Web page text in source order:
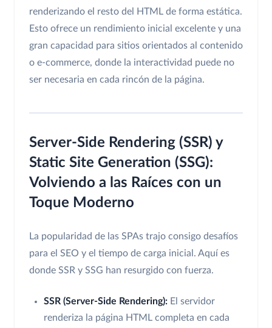
renderizando el resto del HTML de forma estática.
Esto ofrece un rendimiento inicial excelente y una
gran capacidad para sitios orientados al contenido
o e-commerce, donde la interactividad puede no
ser necesaria en cada rincón de la página.
Server-Side Rendering (SSR) y
Static Site Generation (SSG):
Volviendo a las Raíces con un
Toque Moderno
La popularidad de las SPAs trajo consigo desafíos
para el SEO y el tiempo de carga inicial. Aquí es
donde SSR y SSG han resurgido con fuerza.
SSR (Server-Side Rendering): El servidor
renderiza la página HTML completa en cada